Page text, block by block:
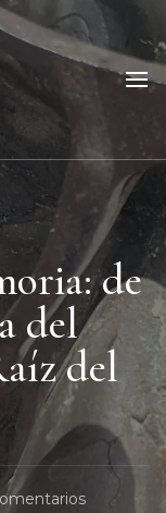
de
del
del
En